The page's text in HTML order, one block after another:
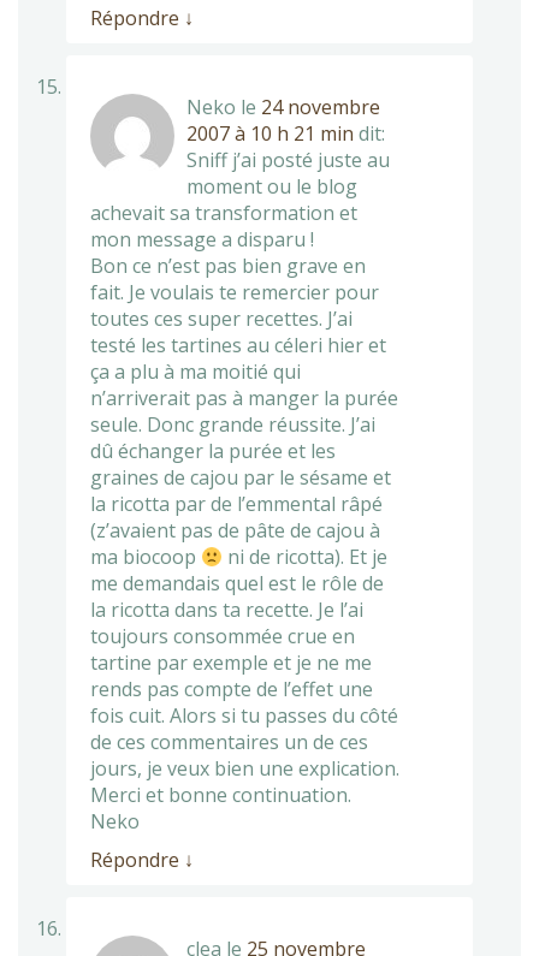
Répondre ↓
Neko le 24 novembre
2007 à 10 h 21 min dit:
Sniff j’ai posté juste au
moment ou le blog
achevait sa transformation et
mon message a disparu !
Bon ce n’est pas bien grave en
fait. Je voulais te remercier pour
toutes ces super recettes. J’ai
testé les tartines au céleri hier et
ça a plu à ma moitié qui
n’arriverait pas à manger la purée
seule. Donc grande réussite. J’ai
dû échanger la purée et les
graines de cajou par le sésame et
la ricotta par de l’emmental râpé
(z’avaient pas de pâte de cajou à
ma biocoop
ni de ricotta). Et je
me demandais quel est le rôle de
la ricotta dans ta recette. Je l’ai
toujours consommée crue en
tartine par exemple et je ne me
rends pas compte de l’effet une
fois cuit. Alors si tu passes du côté
de ces commentaires un de ces
jours, je veux bien une explication.
Merci et bonne continuation.
Neko
Répondre ↓
clea le 25 novembre